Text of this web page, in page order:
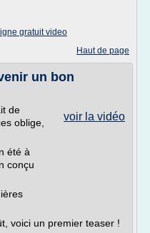
gratuit video
Haut de page
un bon
voir la vidéo
de
oblige,
été à
conçu
voici un premier teaser !